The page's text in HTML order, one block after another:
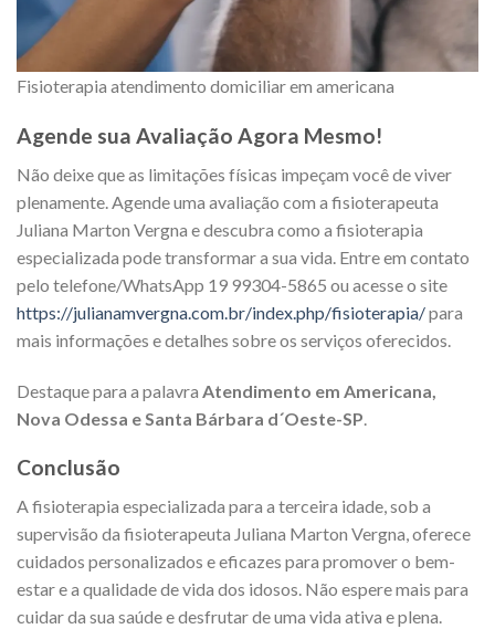
Fisioterapia atendimento domiciliar em americana
Agende sua Avaliação Agora Mesmo!
Não deixe que as limitações físicas impeçam você de viver
plenamente. Agende uma avaliação com a fisioterapeuta
Juliana Marton Vergna e descubra como a fisioterapia
especializada pode transformar a sua vida. Entre em contato
pelo telefone/WhatsApp 19 99304-5865 ou acesse o site
https://julianamvergna.com.br/index.php/fisioterapia/para
mais informações e detalhes sobre os serviços oferecidos.
Destaque para a palavra Atendimento em Americana,
Nova Odessa e Santa Bárbara d´Oeste-SP
Conclusão
A fisioterapia especializada para a terceira idade, sob a
supervisão da fisioterapeuta Juliana Marton Vergna, oferece
cuidados personalizados e eficazes para promover o bem-
estar e a qualidade de vida dos idosos. Não espere mais para
cuidar da sua saúde e desfrutar de uma vida ativa e plena.